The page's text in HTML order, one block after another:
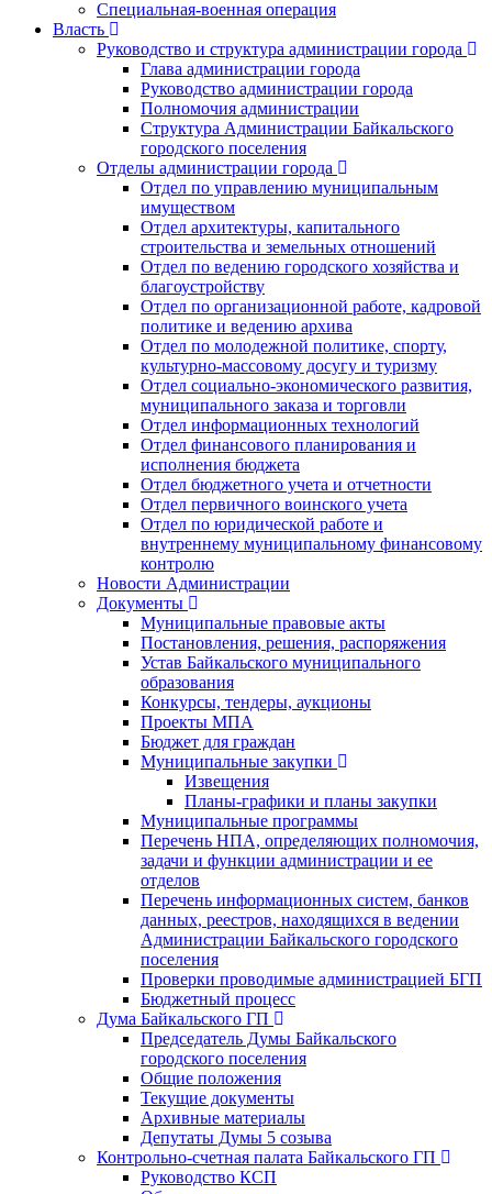
Специальная-военная операция
Власть
Руководство и структура администрации города
Глава администрации города
Руководство администрации города
Полномочия администрации
Структура Администрации Байкальского
городского поселения
Отделы администрации города
Отдел по управлению муниципальным
имуществом
Отдел архитектуры, капитального
строительства и земельных отношений
Отдел по ведению городского хозяйства и
благоустройству
Отдел по организационной работе, кадровой
политике и ведению архива
Отдел по молодежной политике, спорту,
культурно-массовому досугу и туризму
Отдел социально-экономического развития,
муниципального заказа и торговли
Отдел информационных технологий
Отдел финансового планирования и
исполнения бюджета
Отдел бюджетного учета и отчетности
Отдел первичного воинского учета
Отдел по юридической работе и
внутреннему муниципальному финансовому
контролю
Новости Администрации
Документы
Муниципальные правовые акты
Постановления, решения, распоряжения
Устав Байкальского муниципального
образования
Конкурсы, тендеры, аукционы
Проекты МПА
Бюджет для граждан
Муниципальные закупки
Извещения
Планы-графики и планы закупки
Муниципальные программы
Перечень НПА, определяющих полномочия,
задачи и функции администрации и ее
отделов
Перечень информационных систем, банков
данных, реестров, находящихся в ведении
Администрации Байкальского городского
поселения
Проверки проводимые администрацией БГП
Бюджетный процесс
Дума Байкальского ГП
Председатель Думы Байкальского
городского поселения
Общие положения
Текущие документы
Архивные материалы
Депутаты Думы 5 созыва
Контрольно-счетная палата Байкальского ГП
Руководство КСП